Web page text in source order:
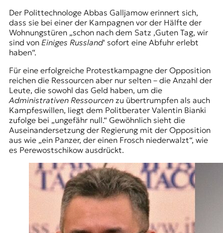
Der Polittechnologe Abbas Galljamow erinnert sich,
dass sie bei einer der Kampagnen vor der Hälfte der
Wohnungstüren „schon nach dem Satz ‚Guten Tag, wir
sind von Einiges Russland‘ sofort eine Abfuhr erlebt
haben“.
Für eine erfolgreiche Protestkampagne der Opposition
reichen die Ressourcen aber nur selten – die Anzahl der
Leute, die sowohl das Geld haben, um die
Administrativen Ressourcenzu übertrumpfen als auch
Kampfeswillen, liegt dem Politberater Valentin Bianki
zufolge bei „ungefähr null.“ Gewöhnlich sieht die
Auseinandersetzung der Regierung mit der Opposition
aus wie „ein Panzer, der einen Frosch niederwalzt“, wie
es Perewostschikow ausdrückt.